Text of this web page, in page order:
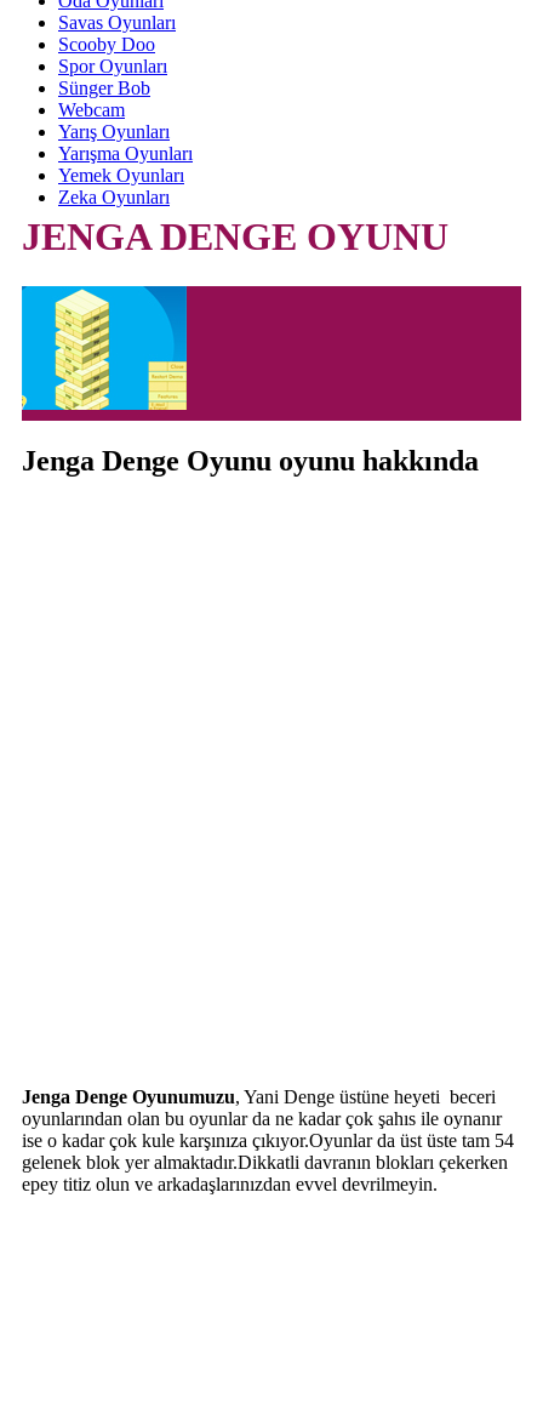
Savas Oyunları
Scooby Doo
Spor Oyunları
Sünger Bob
Webcam
Yarış Oyunları
Yarışma Oyunları
Yemek Oyunları
Zeka Oyunları
JENGA DENGE OYUNU
Jenga Denge Oyunu oyunu hakkında
Jenga Denge Oyunumuzu, Yani Denge üstüne heyeti beceri
oyunlarından olan bu oyunlar da ne kadar çok şahıs ile oynanır
ise o kadar çok kule karşınıza çıkıyor.Oyunlar da üst üste tam 54
gelenek blok yer almaktadır.Dikkatli davranın blokları çekerken
epey titiz olun ve arkadaşlarınızdan evvel devrilmeyin.